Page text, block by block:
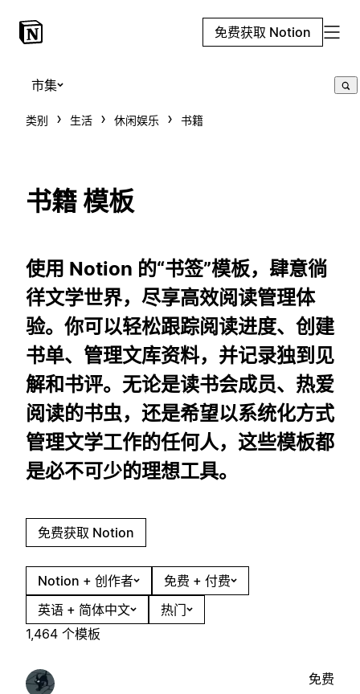
免费获取 Notion
市集
类别 生活 休闲娱乐 书籍
书籍 模板
使用 Notion 的“书签”模板，肆意徜
徉文学世界，尽享高效阅读管理体
验。你可以轻松跟踪阅读进度、创建
书单、管理文库资料，并记录独到见
解和书评。无论是读书会成员、热爱
阅读的书虫，还是希望以系统化方式
管理文学工作的任何人，这些模板都
是必不可少的理想工具。
免费获取 Notion
Notion + 创作者
免费 + 付费
英语 + 简体中文
热门
1,464 个模板
免费